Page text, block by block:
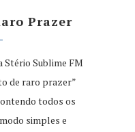
Prazer
Stério Sublime FM
de raro prazer”
todos os
simples e